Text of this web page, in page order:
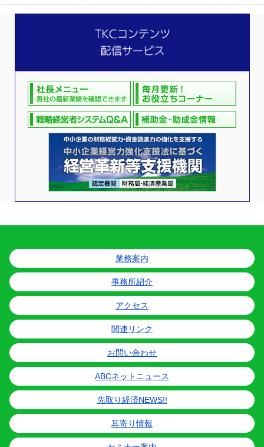
業務案内
事務所紹介
アクセス
関連リンク
お問い合わせ
ABCネットニュース
先取り経済NEWS!!
耳寄り情報